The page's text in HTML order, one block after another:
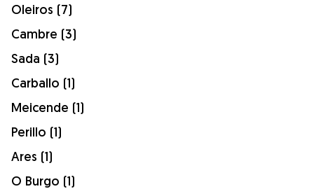
Oleiros (7)
Cambre (3)
Sada (3)
Carballo (1)
Meicende (1)
Perillo (1)
Ares (1)
O Burgo (1)